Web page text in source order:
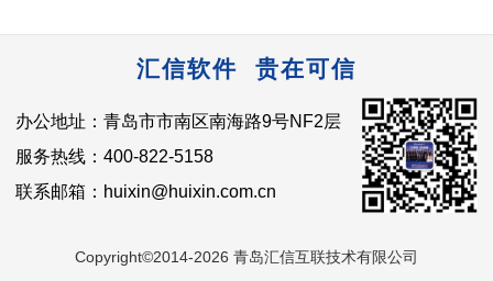
汇信软件 贵在可信
办公地址：青岛市市南区南海路9号NF2层
服务热线：400-822-5158
联系邮箱：huixin@huixin.com.cn
Copyright©2014-2026 青岛汇信互联技术有限公司